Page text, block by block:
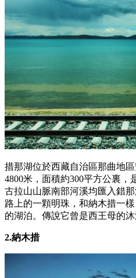
措那湖位於西藏自治區那曲地
4800米，面積約300平方公裏
古拉山山脈南部河溪均匯入錯
路上的一顆明珠，和納木措一
的湖泊。傳說它曾是西王母的沐
2.納木措